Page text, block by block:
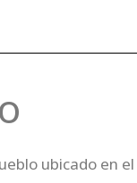
ubicado en el